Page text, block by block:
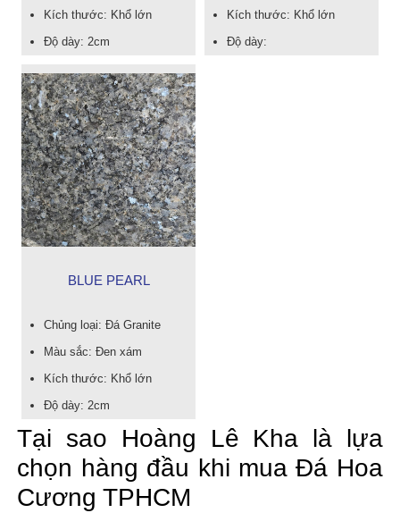
Kích thước: Khổ lớn
Độ dày: 2cm
Kích thước: Khổ lớn
Độ dày:
BLUE PEARL
Chủng loại: Đá Granite
Màu sắc: Đen xám
Kích thước: Khổ lớn
Độ dày: 2cm
Tại sao Hoàng Lê Kha là lựa
chọn hàng đầu khi mua Đá Hoa
Cương TPHCM